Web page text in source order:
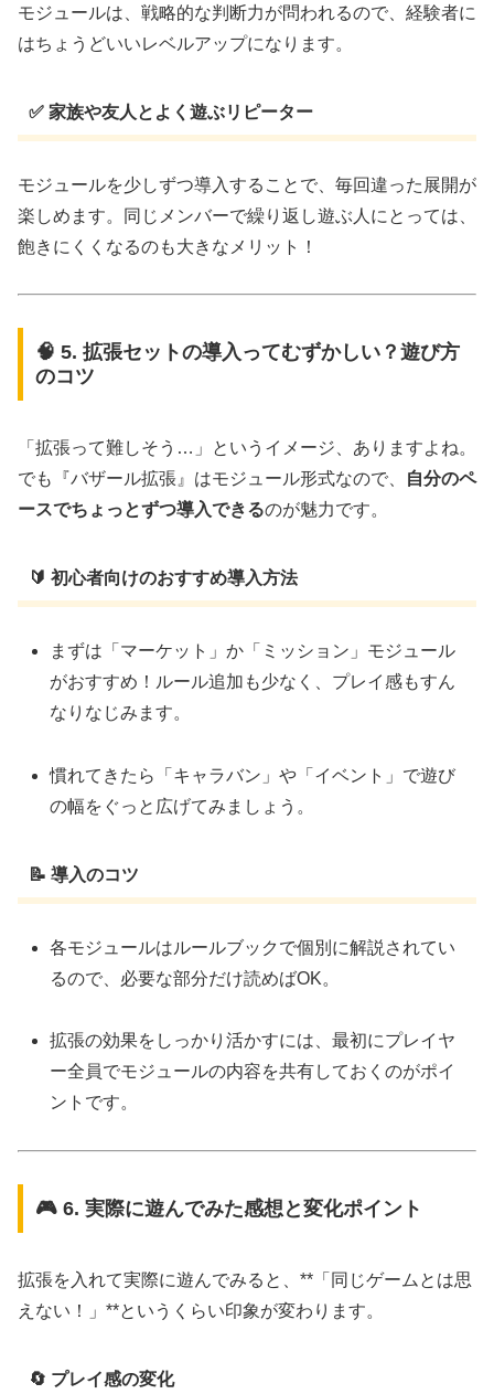
モジュールは、戦略的な判断力が問われるので、経験者に
はちょうどいいレベルアップになります。
✅ 家族や友人とよく遊ぶリピーター
モジュールを少しずつ導入することで、毎回違った展開が
楽しめます。同じメンバーで繰り返し遊ぶ人にとっては、
飽きにくくなるのも大きなメリット！
🧠 5. 拡張セットの導入ってむずかしい？遊び方
のコツ
「拡張って難しそう…」というイメージ、ありますよね。
でも『バザール拡張』はモジュール形式なので、
自分のペ
ースでちょっとずつ導入できるのが魅力です。
🔰 初心者向けのおすすめ導入方法
まずは「マーケット」か「ミッション」モジュール
がおすすめ！ルール追加も少なく、プレイ感もすん
なりなじみます。
慣れてきたら「キャラバン」や「イベント」で遊び
の幅をぐっと広げてみましょう。
📝 導入のコツ
各モジュールはルールブックで個別に解説されてい
るので、必要な部分だけ読めばOK。
拡張の効果をしっかり活かすには、最初にプレイヤ
ー全員でモジュールの内容を共有しておくのがポイ
ントです。
🎮 6. 実際に遊んでみた感想と変化ポイント
拡張を入れて実際に遊んでみると、**「同じゲームとは思
えない！」**というくらい印象が変わります。
🔄 プレイ感の変化